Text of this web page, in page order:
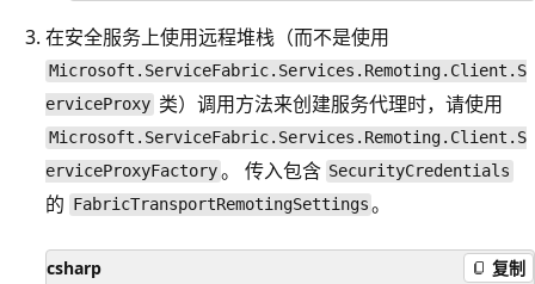
在安全服务上使用远程堆栈（而不是使用
Microsoft.ServiceFabric.Services.Remoting.Client.S
erviceProxy 类）调用方法来创建服务代理时，请使用
Microsoft.ServiceFabric.Services.Remoting.Client.S
erviceProxyFactory。 传入包含 SecurityCredentials
的 FabricTransportRemotingSettings 。
csharp 复制